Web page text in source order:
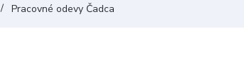
Pracovné odevy Čadca